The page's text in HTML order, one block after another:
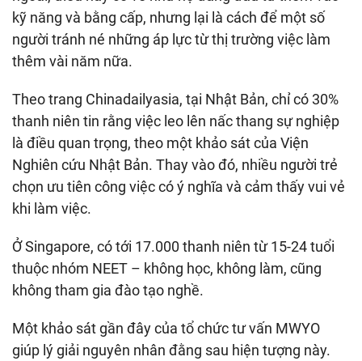
kỹ năng và bằng cấp, nhưng lại là cách để một số
người tránh né những áp lực từ thị trường việc làm
thêm vài năm nữa.
Theo trang Chinadailyasia, tại Nhật Bản, chỉ có 30%
thanh niên tin rằng việc leo lên nấc thang sự nghiệp
là điều quan trọng, theo một khảo sát của Viện
Nghiên cứu Nhật Bản. Thay vào đó, nhiều người trẻ
chọn ưu tiên công việc có ý nghĩa và cảm thấy vui vẻ
khi làm việc.
Ở Singapore, có tới 17.000 thanh niên từ 15-24 tuổi
thuộc nhóm NEET – không học, không làm, cũng
không tham gia đào tạo nghề.
Một khảo sát gần đây của tổ chức tư vấn MWYO
giúp lý giải nguyên nhân đằng sau hiện tượng này.